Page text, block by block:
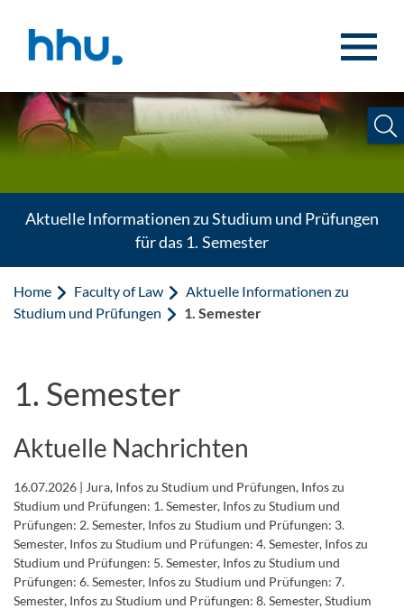
Aktuelle Informationen zu Studium und Prüfungen
für das 1. Semester
Home Faculty of Law
Aktuelle Informationen zu
Studium und Prüfungen
1. Semester
1. Semester
Aktuelle Nachrichten
16.07.2026 | Jura, Infos zu Studium und Prüfungen, Infos zu
Studium und Prüfungen: 1. Semester, Infos zu Studium und
Prüfungen: 2. Semester, Infos zu Studium und Prüfungen: 3.
Semester, Infos zu Studium und Prüfungen: 4. Semester, Infos zu
Studium und Prüfungen: 5. Semester, Infos zu Studium und
Prüfungen: 6. Semester, Infos zu Studium und Prüfungen: 7.
Semester, Infos zu Studium und Prüfungen: 8. Semester, Studium